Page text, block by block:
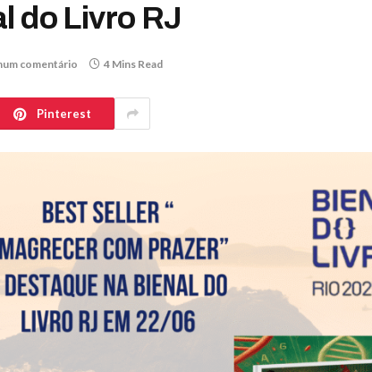
do Livro RJ
comentário 4 Mins Read
Pinterest